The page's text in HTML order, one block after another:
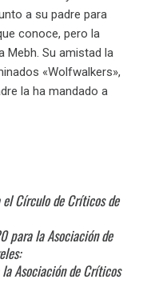
a su padre para
conoce, pero la
Mebh. Su amistad la
«Wolfwalkers»,
la ha mandado a
Círculo de Críticos de
para la Asociación de
Asociación de Críticos